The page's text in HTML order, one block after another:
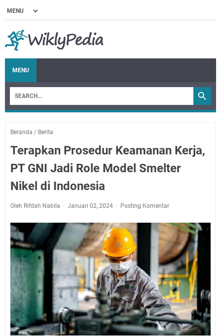
MENU
Beranda / Berita
Terapkan Prosedur Keamanan Kerja,
PT GNI Jadi Role Model Smelter
Nikel di Indonesia
Oleh Rifdah Nabila Januari 02, 2024 Posting Komentar